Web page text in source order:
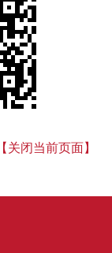
【关闭当前页面】